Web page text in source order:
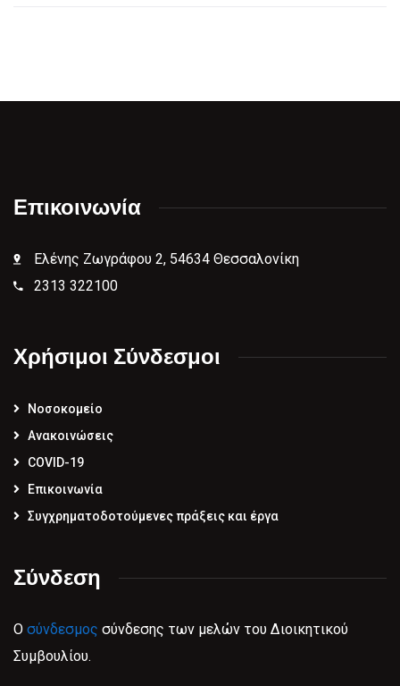
Επικοινωνία
Ελένης Ζωγράφου 2, 54634 Θεσσαλονίκη
2313 322100
Χρήσιμοι Σύνδεσμοι
Νοσοκομείο
Ανακοινώσεις
COVID-19
Επικοινωνία
Συγχρηματοδοτούμενες πράξεις και έργα
Σύνδεση
Ο σύνδεσμος σύνδεσης των μελών του Διοικητικού
Συμβουλίου.